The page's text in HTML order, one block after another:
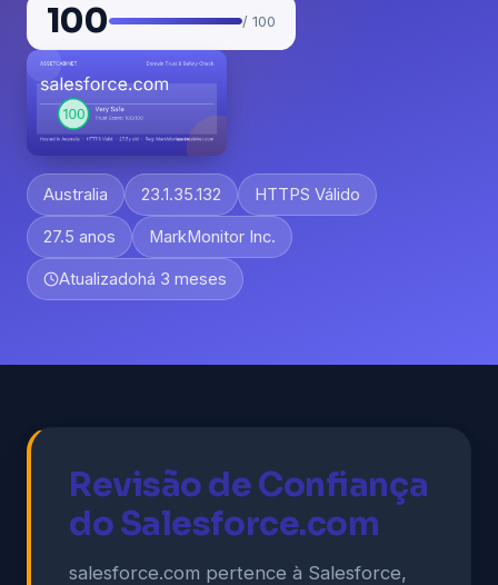
100 / 100
Australia 23.1.35.132 HTTPS Válido
27.5 anos MarkMonitor Inc.
Atualizadohá 3 meses
Revisão de Confiança
do Salesforce.com
salesforce.com pertence à Salesforce,